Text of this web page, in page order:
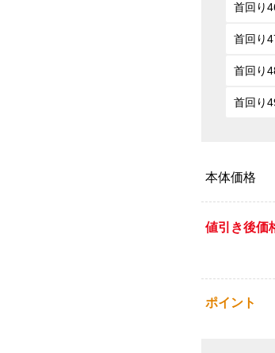
首回り
首回り
首回り
首回り
本体価格
値引き後価
ポイント